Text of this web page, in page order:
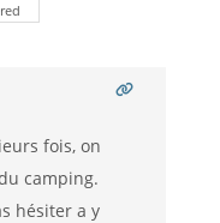
fois, on
camping.
hésiter a y